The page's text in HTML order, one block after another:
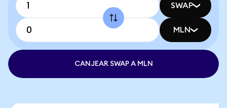
SWAP
MLN
CANJEAR SWAP A MLN